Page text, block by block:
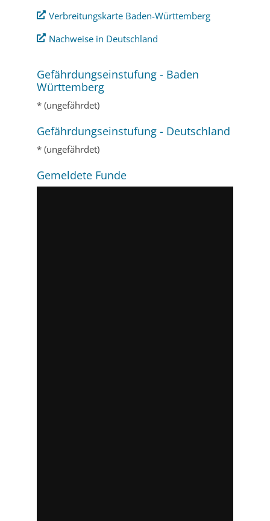
Verbreitungskarte Baden-Württemberg
Nachweise in Deutschland
Gefährdungseinstufung - Baden
Württemberg
* (ungefährdet)
Gefährdungseinstufung - Deutschland
* (ungefährdet)
Gemeldete Funde